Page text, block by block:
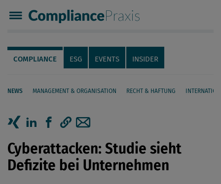
Compliance Praxis
Servicenavigation
Navigation
COMPLIANCE ESG EVENTS INSIDER
NEWS MANAGEMENT & ORGANISATION RECHT & HAFTUNG
Seiteninhalt
Artikel auf linkedIn teilen
Artikel auf Facebook teilen
Artikellink kopieren
Artikel per Mail teilen
Cyberattacken: Studie sieht
Defizite bei Unternehmen